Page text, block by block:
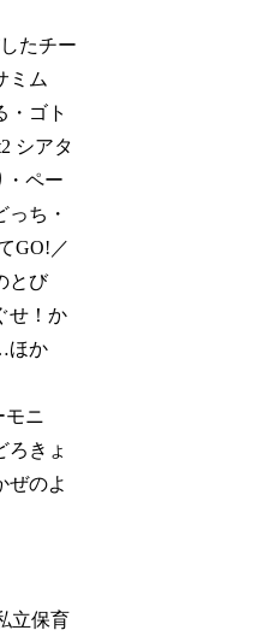
たチー
ミム
・ゴト
シアタ
・ペー
ち・
GO!／
とび
せ！か
ほか
モニ
ろきょ
ぜのよ
立保育